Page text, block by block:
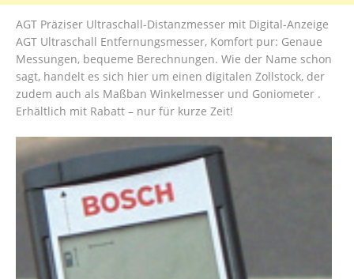
AGT Präziser Ultraschall-Distanzmesser mit Digital-Anzeige
AGT Ultraschall Entfernungsmesser, Komfort pur: Genaue
Messungen, bequeme Berechnungen. Wie der Name schon
sagt, handelt es sich hier um einen digitalen Zollstock, der
zudem auch als Maßban Winkelmesser und Goniometer .
Erhältlich mit Rabatt – nur für kurze Zeit!